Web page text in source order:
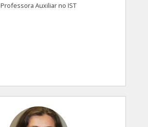
Professora Auxiliar no IST